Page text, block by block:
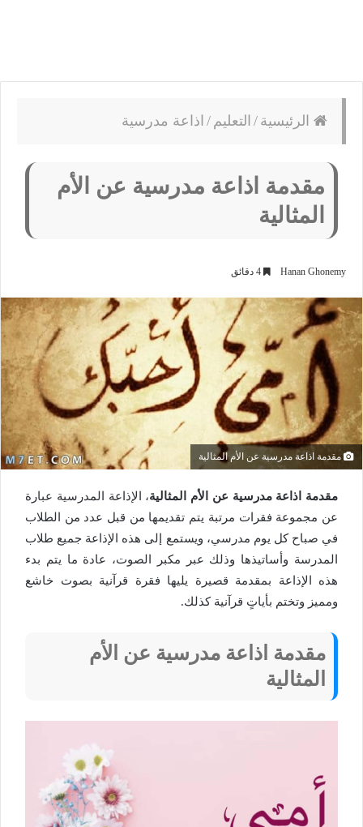
الرئيسية / التعليم / اذاعة مدرسية
مقدمة اذاعة مدرسية عن الأم
المثالية
Hanan Ghonemy
مقدمة اذاعة مدرسية عن الأم المثالية
مقدمة اذاعة مدرسية عن الأم المثالية، الإذاعة المدرسية عبارة
عن مجموعة فقرات مرتبة يتم تقديمها من قبل عدد من الطلاب
في صباح كل يوم مدرسي، ويستمع إلى هذه الإذاعة جميع طلاب
المدرسة وأساتيذها وذلك عبر مكبر الصوت، عادة ما يتم بدء
هذه الإذاعة بمقدمة قصيرة يليها فقرة قرآنية بصوت خاشع
ومميز وتختم بأياتٍ قرآنية كذلك.
مقدمة اذاعة مدرسية عن الأم
المثالية